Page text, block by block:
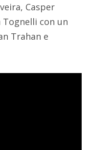
Casper
Tognelli con un
Trahan e